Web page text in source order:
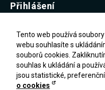
Přihlášení
Heslo
Tento web používá
webu souhlasíte s
souborů cookies.
souhlas k ukládání a
jsou statistické,
o cookies